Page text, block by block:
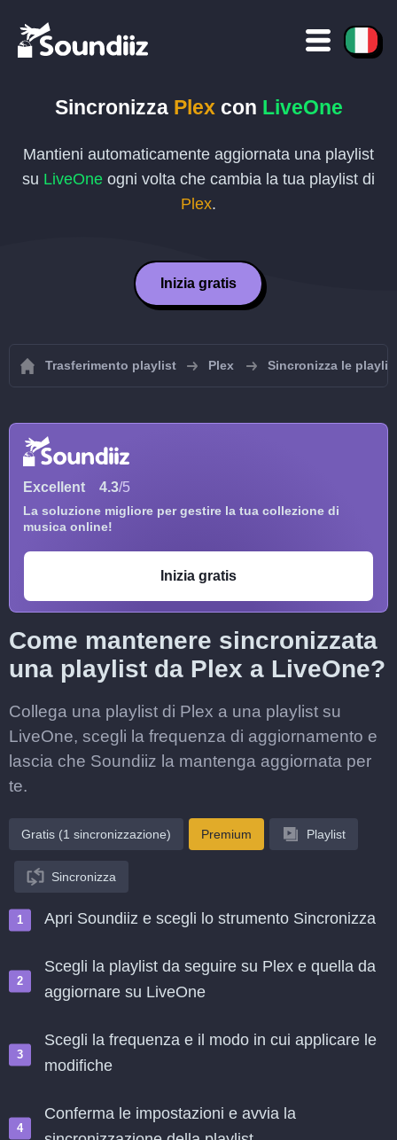
Sincronizza Plex con LiveOne
Mantieni automaticamente aggiornata una playlist
su LiveOne ogni volta che cambia la tua playlist di
Plex.
Inizia gratis
Trasferimento playlist Plex Sincronizza le
Excellent 4.3/5
La soluzione migliore per gestire la tua collezione di
musica online!
Inizia gratis
Come mantenere sincronizzata
una playlist da Plex a LiveOne?
Collega una playlist di Plex a una playlist su
LiveOne, scegli la frequenza di aggiornamento e
lascia che Soundiiz la mantenga aggiornata per
te.
Gratis (1 sincronizzazione) Premium Playlist
Sincronizza
Apri Soundiiz e scegli lo strumento Sincronizza
Scegli la playlist da seguire su Plex e quella da
aggiornare su LiveOne
Scegli la frequenza e il modo in cui applicare le
modifiche
Conferma le impostazioni e avvia la